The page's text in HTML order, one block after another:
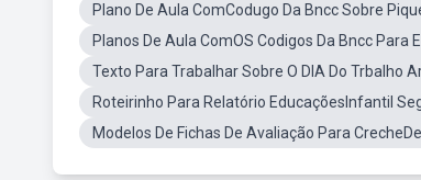
Plano De Aula ComCodugo Da Bncc Sobre
Planos De Aula ComOS Codigos Da Bncc Para
Texto Para Trabalhar Sobre O DIA Do Trbalho
Roteirinho Para Relatório EducaçõesInfantil
Modelos De Fichas De Avaliação Para